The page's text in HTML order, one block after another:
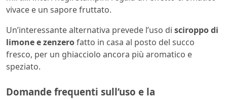
vivace e un sapore fruttato.
Un’interessante alternativa prevede l’uso di sciroppo di
limone e zenzerofatto in casa al posto del succo
fresco, per un ghiacciolo ancora più aromatico e
speziato.
Domande frequenti sull’uso e la